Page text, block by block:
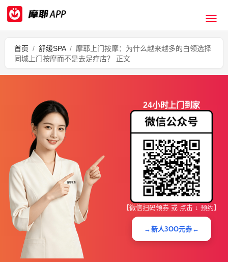
首页 / 舒缓SPA / 摩耶上门按摩：为什么越来越多的白领选择
同城上门按摩而不是去足疗店？ 正文
24小时上门到家
【微信扫码领券 或 点击 ↓ 预约】
→新人3OO元券←